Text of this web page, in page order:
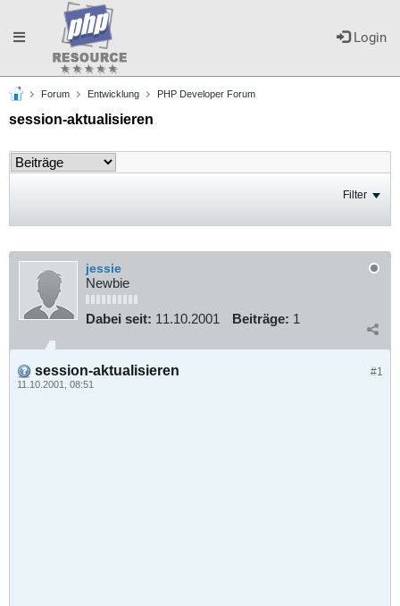
Login
Toggle
navigation
Forum Entwicklung PHP Developer Forum
session-aktualisieren
Filter
jessie
Newbie
Dabei seit: 11.10.2001 Beiträge: 1
#1
session-aktualisieren
11.10.2001, 08:51